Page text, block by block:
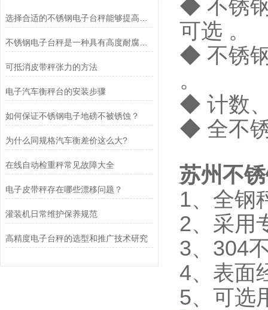
不锈钢电子台秤是一种具有高度耐腐蚀性和精确称重能力的设备
可抵消皮带秤张力的方法
电子汽车衡秤台的安装步骤
如何保证不锈钢电子地磅不被锈蚀？
为什么同规格汽车衡差价这么大?
在线自动检重秤常见故障大全
电子皮带秤存在哪些漂移问题？
灌装机日常维护保养规范
高精度电子台秤的选型和推广技术研究
◆ 不锈
可选 。
◆ 不锈
。
◆ 计数
◆ 全不
苏州不
1、全钢
2、采用
3、304
4、表面
5、可选